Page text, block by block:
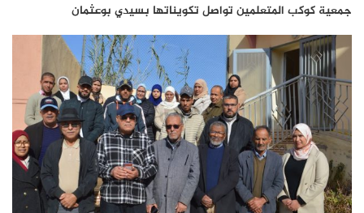
جمعية كوكب المتعلمين تواصل تكويناتها بسيدي بوعثمان